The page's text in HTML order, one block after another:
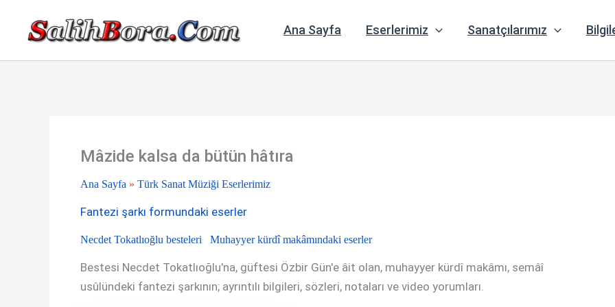
Ana Sayfa Eserlerimiz Sanatçılarımız
Mâzide kalsa da bütün hâtıra
Ana Sayfa » Türk Sanat Müziği Eserlerimiz
Fantezi şarkı formundaki eserler
Necdet Tokatlıoğlu besteleri Muhayyer kürdî makâmındaki eserler
Bestesi Necdet Tokatlıoğlu'na, güftesi Özbir Gün'e âit olan, muhayyer kürdî makâmı, semâî
usûlündeki fantezi şarkının; ayrıntılı bilgileri, sözleri, notaları ve video yorumları.